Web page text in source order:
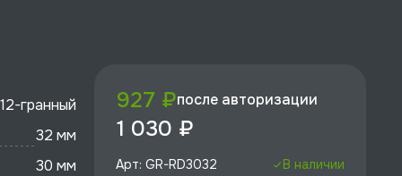
12-гранный
32 мм
30 мм
927 ₽после авторизации
1 030 ₽
Арт: GR-RD3032 В наличии